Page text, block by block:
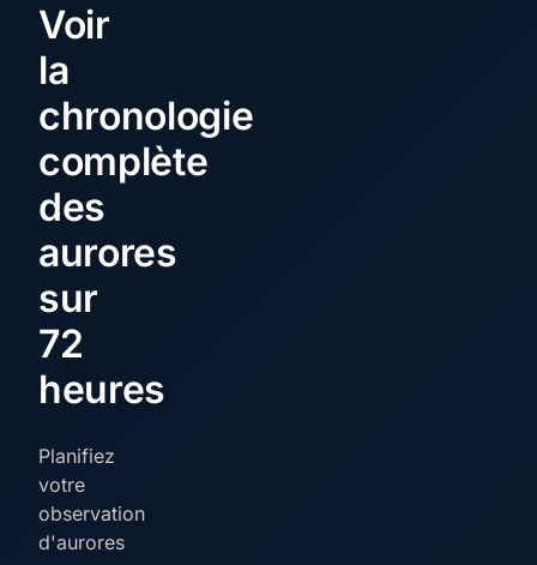
Voir
la
chronologie
complète
des
aurores
sur
72
heures
Planifiez
votre
observation
d'aurores